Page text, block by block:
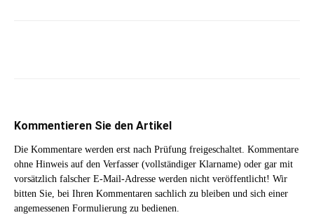
Kommentieren Sie den Artikel
Die Kommentare werden erst nach Prüfung freigeschaltet. Kommentare
ohne Hinweis auf den Verfasser (vollständiger Klarname) oder gar mit
vorsätzlich falscher E-Mail-Adresse werden nicht veröffentlicht! Wir
bitten Sie, bei Ihren Kommentaren sachlich zu bleiben und sich einer
angemessenen Formulierung zu bedienen.